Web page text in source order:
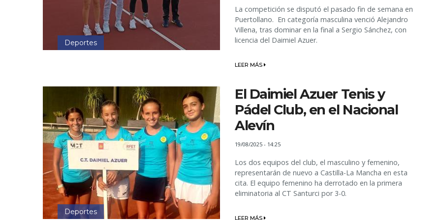
Deportes
La competición se disputó el pasado fin de semana en
Puertollano. En categoría masculina venció Alejandro
Villena, tras dominar en la final a Sergio Sánchez, con
licencia del Daimiel Azuer.
LEER MÁS
Deportes
El Daimiel Azuer Tenis y
Pádel Club, en el Nacional
Alevín
19/08/2025 - 14:25
Los dos equipos del club, el masculino y femenino,
representarán de nuevo a Castilla-La Mancha en esta
cita. El equipo femenino ha derrotado en la primera
eliminatoria al CT Santurci por 3-0.
LEER MÁS